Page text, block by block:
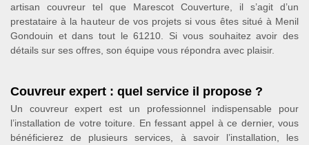
artisan couvreur tel que Marescot Couverture, il s’agit d’un
prestataire à la hauteur de vos projets si vous êtes situé à Menil
Gondouin et dans tout le 61210. Si vous souhaitez avoir des
détails sur ses offres, son équipe vous répondra avec plaisir.
Couvreur expert : quel service il propose ?
Un couvreur expert est un professionnel indispensable pour
l’installation de votre toiture. En fessant appel à ce dernier, vous
bénéficierez de plusieurs services, à savoir l’installation, les